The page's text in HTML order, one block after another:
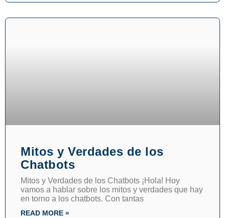
Mitos y Verdades de los
Chatbots
Mitos y Verdades de los Chatbots ¡Hola! Hoy
vamos a hablar sobre los mitos y verdades que hay
en torno a los chatbots. Con tantas
READ MORE »